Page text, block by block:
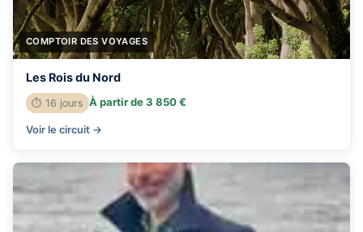
COMPTOIR DES VOYAGES
Les Rois du Nord
⏱ 16 jours À partir de 3 850 €
Voir le circuit →